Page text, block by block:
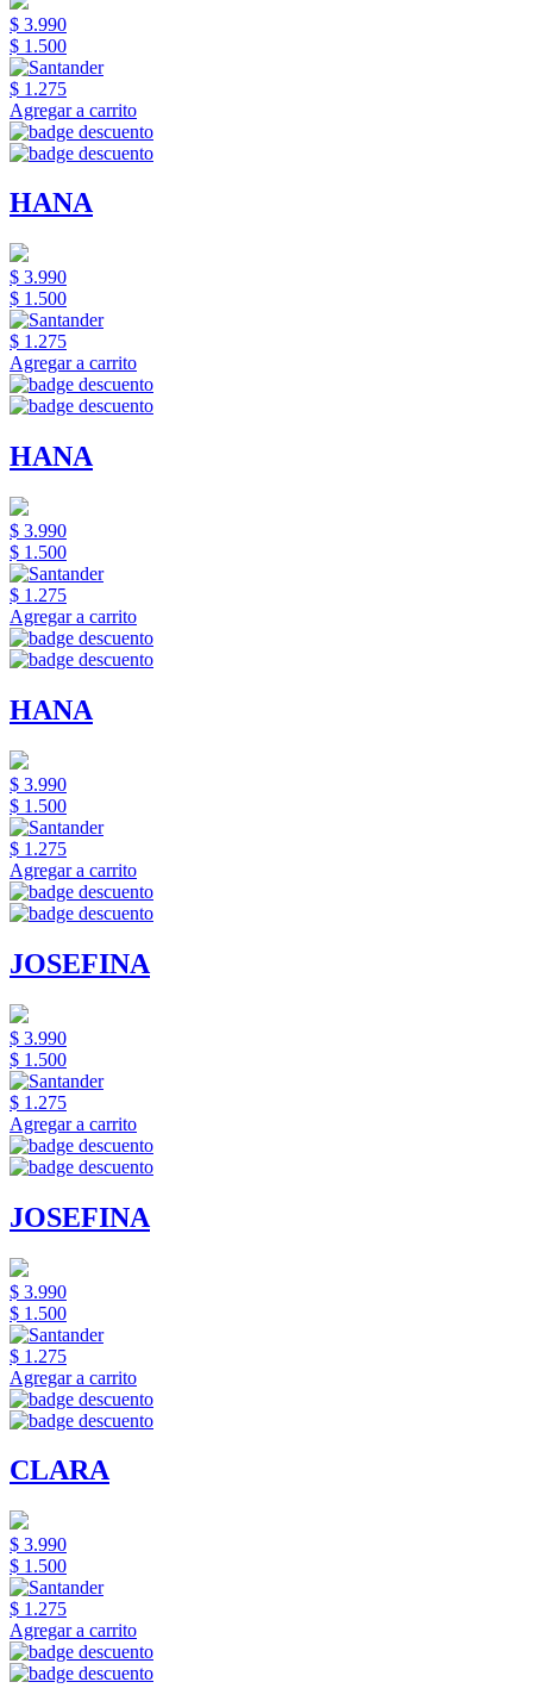
$ 3.990
$ 1.500
$ 1.275
Agregar a carrito
HANA
$ 3.990
$ 1.500
$ 1.275
Agregar a carrito
HANA
$ 3.990
$ 1.500
$ 1.275
Agregar a carrito
HANA
$ 3.990
$ 1.500
$ 1.275
Agregar a carrito
JOSEFINA
$ 3.990
$ 1.500
$ 1.275
Agregar a carrito
JOSEFINA
$ 3.990
$ 1.500
$ 1.275
Agregar a carrito
CLARA
$ 3.990
$ 1.500
$ 1.275
Agregar a carrito